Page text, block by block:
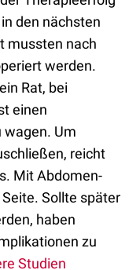
den nächsten
mussten nach
werden.
Rat, bei
einen
Um
reicht
Mit Abdomen-
Sollte später
haben
zu
Studien